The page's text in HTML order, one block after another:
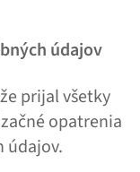
údajov
prijal všetky
opatrenia
údajov.